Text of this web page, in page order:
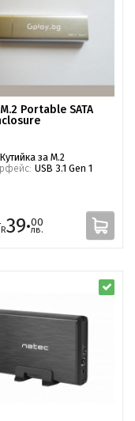
Portable SATA
Кутийка за M.2
USB 3.1 Gen 1
39·00
лв.